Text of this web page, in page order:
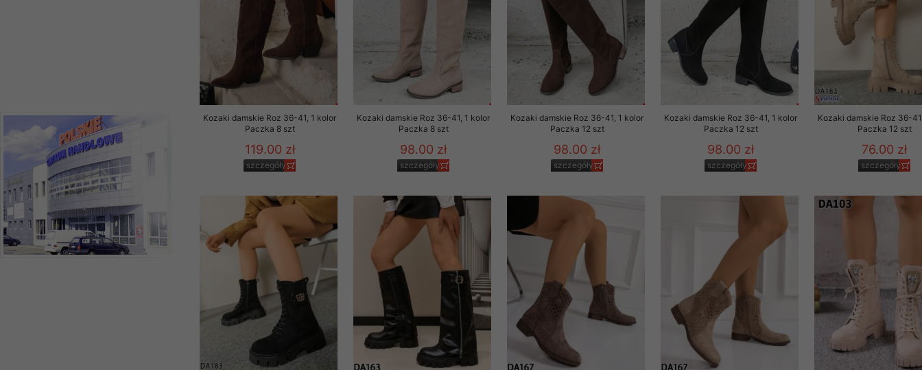
Kozaki damskie Roz 36-41, 1 kolor
Paczka 8 szt
119.00 zł
szczegóły
Kozaki damskie Roz 36-41, 1 kolor
Paczka 8 szt
98.00 zł
szczegóły
Kozaki damskie Roz 36-41, 1 kolor
Paczka 12 szt
98.00 zł
szczegóły
Kozaki damskie Roz 36-41, 1 kolor
Paczka 12 szt
98.00 zł
szczegóły
Kozaki damskie Roz 36-
Paczka 12 szt
76.00 zł
szczegóły